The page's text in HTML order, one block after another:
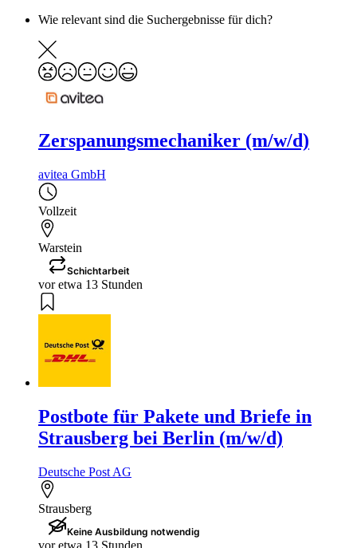
Wie relevant sind die Suchergebnisse für dich?
Zerspanungsmechaniker (m/w/d)
avitea GmbH
Vollzeit
Warstein
Schichtarbeit
vor etwa 13 Stunden
Postbote für Pakete und Briefe in
Strausberg bei Berlin (m/w/d)
Deutsche Post AG
Strausberg
Keine Ausbildung notwendig
vor etwa 13 Stunden